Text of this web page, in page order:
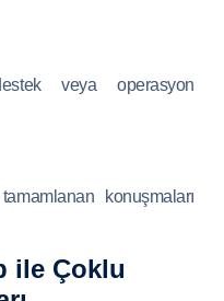
veya operasyon
konuşmaları
ile Çoklu